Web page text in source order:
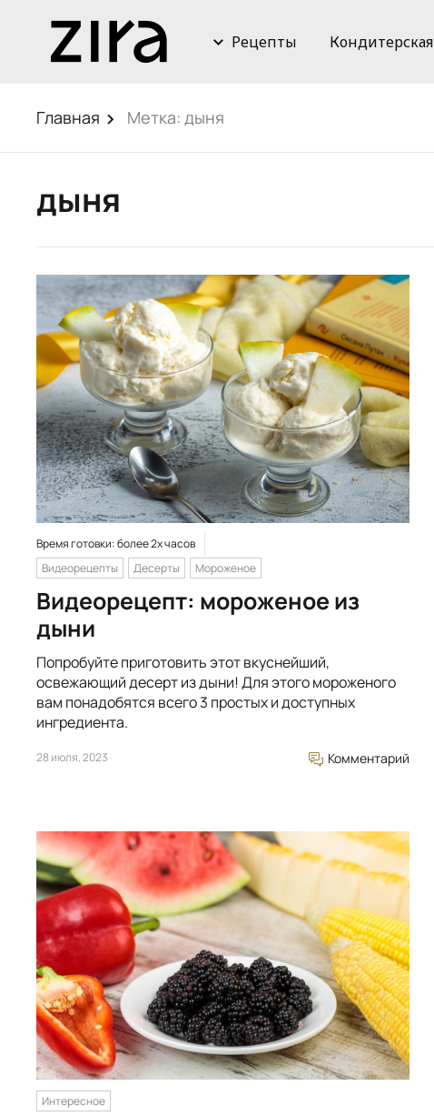
Рецепты Кондитерская
Главная Метка: дыня
дыня
Время готовки: более 2х часов
Видеорецепты
Десерты Мороженое
Видеорецепт: мороженое из
дыни
Попробуйте приготовить этот вкуснейший,
освежающий десерт из дыни! Для этого мороженого
вам понадобятся всего 3 простых и доступных
ингредиента.
28 июля, 2023 Комментарий
Интересное